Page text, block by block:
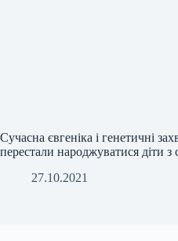
Сучасна євгеніка і генетичні
перестали народжуватися діти
27.10.2021